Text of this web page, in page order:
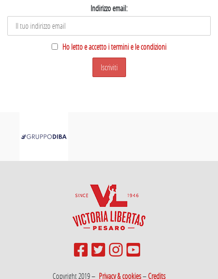
Indirizzo email:
Ho letto e accetto i termini e le condizioni
Copyright 2019 – Privacy & cookies–Credits